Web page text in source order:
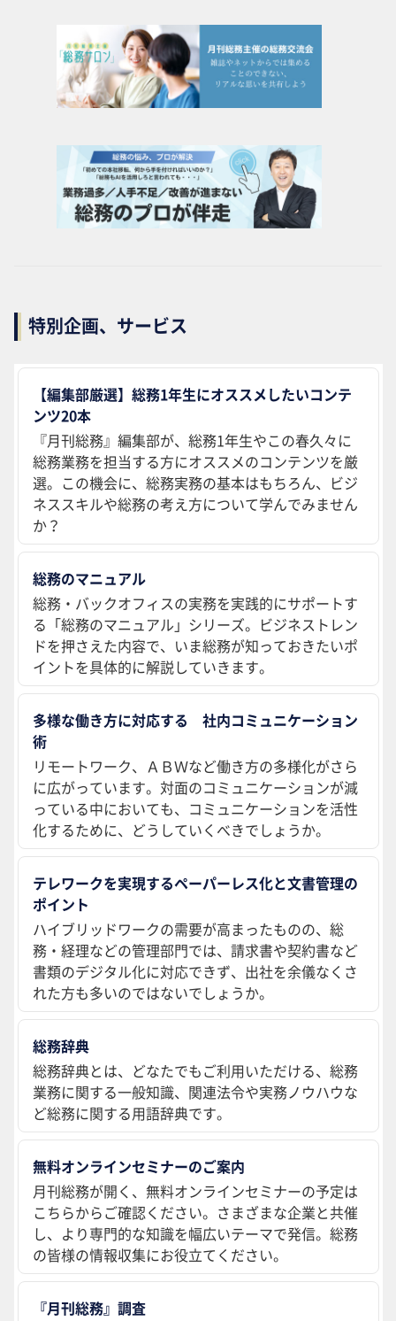
特別企画、サービス
【編集部厳選】総務1年生にオススメしたいコンテ
ンツ20本
『月刊総務』編集部が、総務1年生やこの春久々に
総務業務を担当する方にオススメのコンテンツを厳
選。この機会に、総務実務の基本はもちろん、ビジ
ネススキルや総務の考え方について学んでみません
か？
総務のマニュアル
総務・バックオフィスの実務を実践的にサポートす
る「総務のマニュアル」シリーズ。ビジネストレン
ドを押さえた内容で、いま総務が知っておきたいポ
イントを具体的に解説していきます。
多様な働き方に対応する 社内コミュニケーション
術
リモートワーク、ＡＢＷなど働き方の多様化がさら
に広がっています。対面のコミュニケーションが減
っている中においても、コミュニケーションを活性
化するために、どうしていくべきでしょうか。
テレワークを実現するペーパーレス化と文書管理の
ポイント
ハイブリッドワークの需要が高まったものの、総
務・経理などの管理部門では、請求書や契約書など
書類のデジタル化に対応できず、出社を余儀なくさ
れた方も多いのではないでしょうか。
総務辞典
総務辞典とは、どなたでもご利用いただける、総務
業務に関する一般知識、関連法令や実務ノウハウな
ど総務に関する用語辞典です。
無料オンラインセミナーのご案内
月刊総務が開く、無料オンラインセミナーの予定は
こちらからご確認ください。さまざまな企業と共催
し、より専門的な知識を幅広いテーマで発信。総務
の皆様の情報収集にお役立てください。
『月刊総務』調査